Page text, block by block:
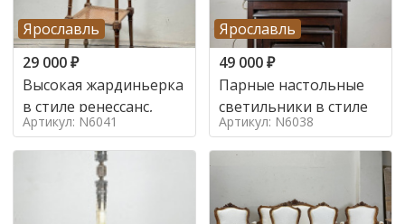
Ярославль
29 000₽
Высокая жардиньерка
в стиле ренессанс,
Артикул: N6041
Ярославль
49 000₽
Парные настольные
светильники в стиле
Артикул: N6038